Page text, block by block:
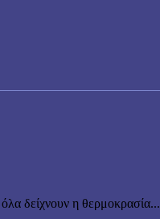
δείχνουν η θερμοκρασία...